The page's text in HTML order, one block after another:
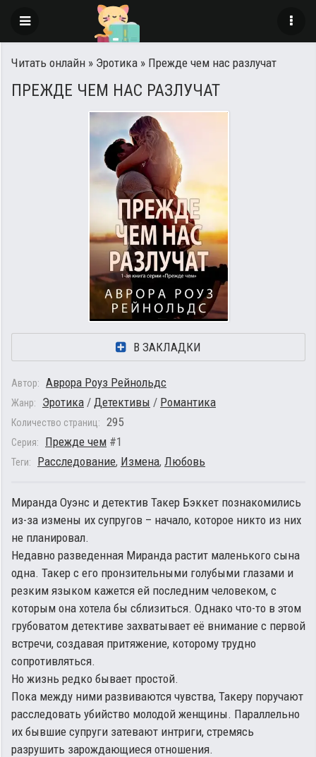
Читать онлайн » Эротика » Прежде чем нас разлучат
ПРЕЖДЕ ЧЕМ НАС РАЗЛУЧАТ
В ЗАКЛАДКИ
Автор: Аврора Роуз Рейнольдс
Жанр: Эротика / Детективы / Романтика
Количество страниц: 295
Серия: Прежде чем #1
Теги: Расследование, Измена, Любовь
Миранда Оуэнс и детектив Такер Бэккет познакомились
из-за измены их супругов – начало, которое никто из них
не планировал.
Недавно разведенная Миранда растит маленького сына
одна. Такер с его пронзительными голубыми глазами и
резким языком кажется ей последним человеком, с
которым она хотела бы сблизиться. Однако что-то в этом
грубоватом детективе захватывает её внимание с первой
встречи, создавая притяжение, которому трудно
сопротивляться.
Но жизнь редко бывает простой.
Пока между ними развиваются чувства, Такеру поручают
расследовать убийство молодой женщины. Параллельно
их бывшие супруги затевают интриги, стремясь
разрушить зарождающиеся отношения.